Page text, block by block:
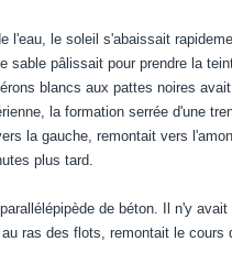
l'eau, le soleil s'abaissait
sable pâlissait pour prendre la
blancs aux pattes noires
la formation serrée d'une
la gauche, remontait vers
plus tard.
de béton. Il n'y
ras des flots, remontait le cours